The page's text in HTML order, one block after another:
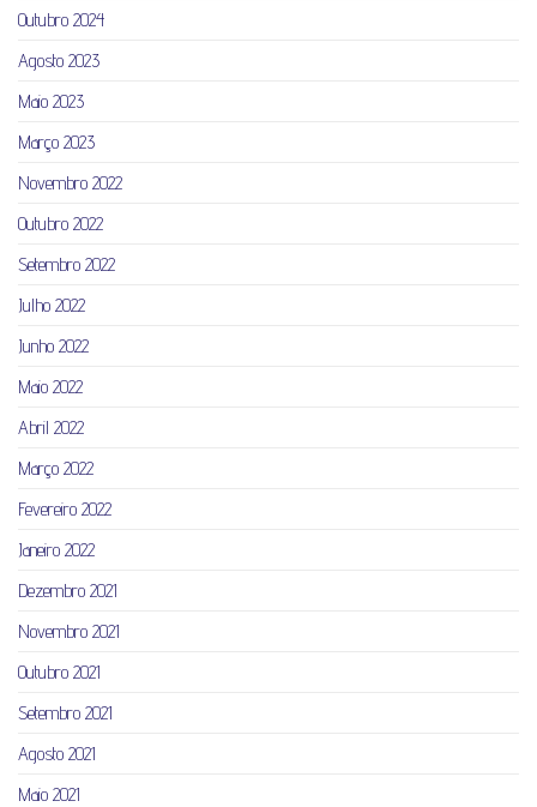
Outubro 2024
Agosto 2023
Maio 2023
Março 2023
Novembro 2022
Outubro 2022
Setembro 2022
Julho 2022
Junho 2022
Maio 2022
Abril 2022
Março 2022
Fevereiro 2022
Janeiro 2022
Dezembro 2021
Novembro 2021
Outubro 2021
Setembro 2021
Agosto 2021
Maio 2021